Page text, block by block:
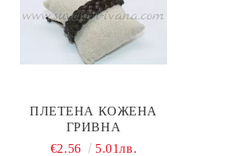
ПЛЕТЕНА КОЖЕНА
ГРИВНА
€2.56
5.01лв.